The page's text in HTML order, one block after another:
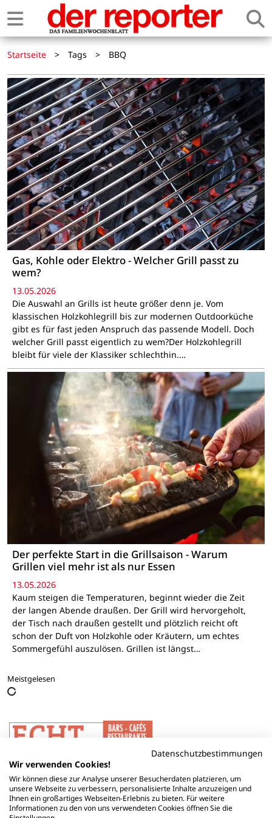
Startseite > Tags > BBQ
Gas, Kohle oder Elektro - Welcher Grill passt zu
wem?
13.05.2026
Die Auswahl an Grills ist heute größer denn je. Vom
klassischen Holzkohlegrill bis zur modernen Outdoorküche
gibt es für fast jeden Anspruch das passende Modell. Doch
welcher Grill passt eigentlich zu wem?Der Holzkohlegrill
bleibt für viele der Klassiker schlechthin.…
Der perfekte Start in die Grillsaison - Warum
Grillen viel mehr ist als nur Essen
13.05.2026
Kaum steigen die Temperaturen, beginnt wieder die Zeit
der langen Abende draußen. Der Grill wird hervorgeholt,
der Tisch nach draußen gestellt und plötzlich reicht oft
schon der Duft von Holzkohle oder Kräutern, um echtes
Sommergefühl auszulösen. Grillen ist längst…
Meistgelesen
Datenschutzbestimmungen
Wir verwenden Cookies!
Wir können diese zur Analyse unserer Besucherdaten platzieren, um
unsere Webseite zu verbessern, personalisierte Inhalte anzuzeigen und
Ihnen ein großartiges Webseiten-Erlebnis zu bieten. Für weitere
Informationen zu den von uns verwendeten Cookies öffnen Sie die